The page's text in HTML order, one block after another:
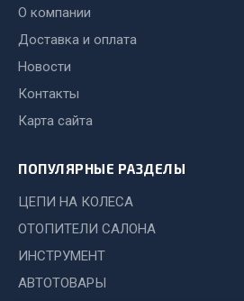
Весь раздел
Запчасти HOWO
Тормозная система
Двигатель
Подвеска
О компании
Доставка и оплата
Новости
Контакты
Карта сайта
ПОПУЛЯРНЫЕ РАЗДЕЛЫ
ЦЕПИ НА КОЛЕСА
ОТОПИТЕЛИ САЛОНА
ИНСТРУМЕНТ
АВТОТОВАРЫ